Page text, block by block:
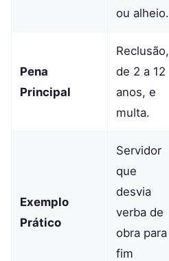
ou alheio.
Pena
Principal
Reclusão,
de 2 a 12
anos, e
multa.
Exemplo
Prático
Servidor
que
desvia
verba de
obra para
fim